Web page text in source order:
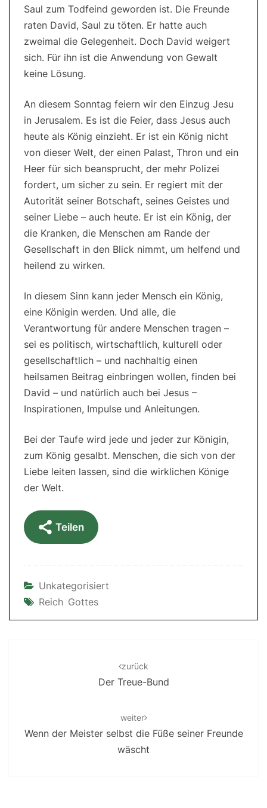
Saul zum Todfeind geworden ist. Die Freunde
raten David, Saul zu töten. Er hatte auch
zweimal die Gelegenheit. Doch David weigert
sich. Für ihn ist die Anwendung von Gewalt
keine Lösung.
An diesem Sonntag feiern wir den Einzug Jesu
in Jerusalem. Es ist die Feier, dass Jesus auch
heute als König einzieht. Er ist ein König nicht
von dieser Welt, der einen Palast, Thron und ein
Heer für sich beansprucht, der mehr Polizei
fordert, um sicher zu sein. Er regiert mit der
Autorität seiner Botschaft, seines Geistes und
seiner Liebe – auch heute. Er ist ein König, der
die Kranken, die Menschen am Rande der
Gesellschaft in den Blick nimmt, um helfend und
heilend zu wirken.
In diesem Sinn kann jeder Mensch ein König,
eine Königin werden. Und alle, die
Verantwortung für andere Menschen tragen –
sei es politisch, wirtschaftlich, kulturell oder
gesellschaftlich – und nachhaltig einen
heilsamen Beitrag einbringen wollen, finden bei
David – und natürlich auch bei Jesus –
Inspirationen, Impulse und Anleitungen.
Bei der Taufe wird jede und jeder zur Königin,
zum König gesalbt. Menschen, die sich von der
Liebe leiten lassen, sind die wirklichen Könige
der Welt.
Teilen
Unkategorisiert
Reich Gottes
zurück
Der Treue-Bund
weiter
Wenn der Meister selbst die Füße seiner Freunde
wäscht